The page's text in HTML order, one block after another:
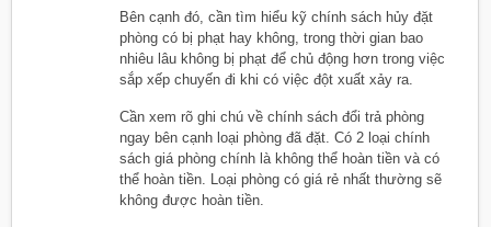
Bên cạnh đó, cần tìm hiểu kỹ chính sách hủy đặt
phòng có bị phạt hay không, trong thời gian bao
nhiêu lâu không bị phạt để chủ động hơn trong việc
sắp xếp chuyến đi khi có việc đột xuất xảy ra.
Cần xem rõ ghi chú về chính sách đổi trả phòng
ngay bên cạnh loại phòng đã đặt. Có 2 loại chính
sách giá phòng chính là không thể hoàn tiền và có
thể hoàn tiền. Loại phòng có giá rẻ nhất thường sẽ
không được hoàn tiền.